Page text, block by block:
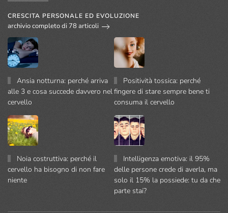
CRESCITA PERSONALE ED EVOLUZIONE
archivio completo di 78 articoli
Ansia notturna: perché arriva
alle 3 e cosa succede davvero nel
cervello
Positività tossica: perché
fingere di stare sempre bene ti
consuma il cervello
Noia costruttiva: perché il
cervello ha bisogno di non fare
niente
Intelligenza emotiva: il 95%
delle persone crede di averla, ma
solo il 15% la possiede: tu da che
parte stai?